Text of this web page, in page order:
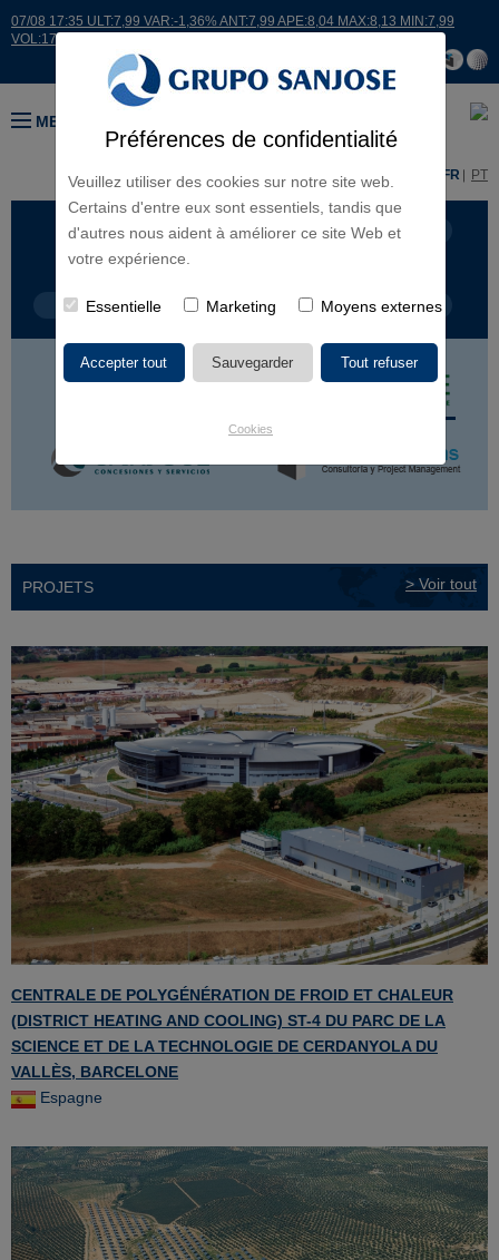
Préférences de confidentialité
Veuillez utiliser des cookies sur notre site web.
Certains d'entre eux sont essentiels, tandis que
d'autres nous aident à améliorer ce site Web et
votre expérience.
Essentielle Marketing Moyens externes
Cookies
07/08 17:35 ULT:7,99 VAR:-1,36% ANT:7,99 APE:8,04 MAX:8,13 MIN:7,99
VOL:17664
MENU
ES FR PT
LIGNES D'ACTIVITÉ CONTINENTS
TYPE DE PROJET NOM DU PROJET
PROJETS > Voir tout
CENTRALE DE POLYGÉNÉRATION DE FROID ET CHALEUR
(DISTRICT HEATING AND COOLING) ST-4 DU PARC DE LA
SCIENCE ET DE LA TECHNOLOGIE DE CERDANYOLA DU
VALLÈS, BARCELONE
Espagne